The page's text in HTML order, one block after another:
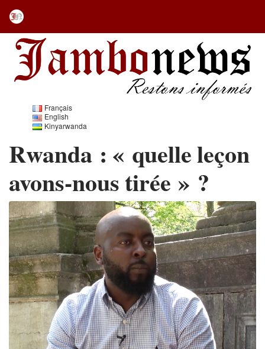
Français
English
Kinyarwanda
Rwanda : « quelle leçon
avons-nous tirée » ?